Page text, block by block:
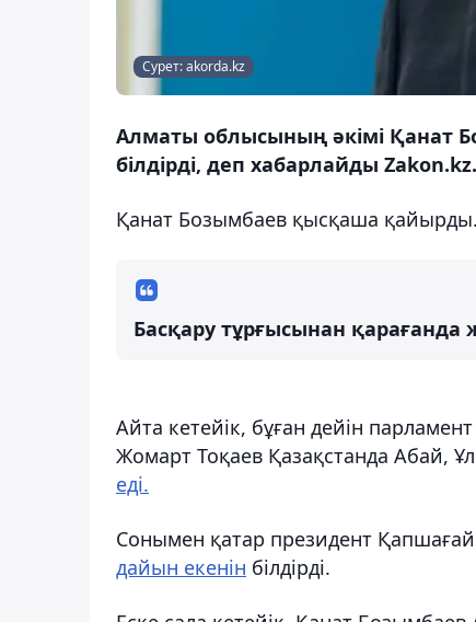
Сурет: akorda.kz
Алматы облысының әкімі Қанат
білдірді, деп хабарлайды Zakon.kz.
Қанат Бозымбаев қысқаша қайырды.
Басқару тұрғысынан қарағанда
Айта кетейік, бұған дейін
Жомарт Тоқаев Қазақстанда Абай,
еді.
Сонымен қатар президент
дайын екенін білдірді.